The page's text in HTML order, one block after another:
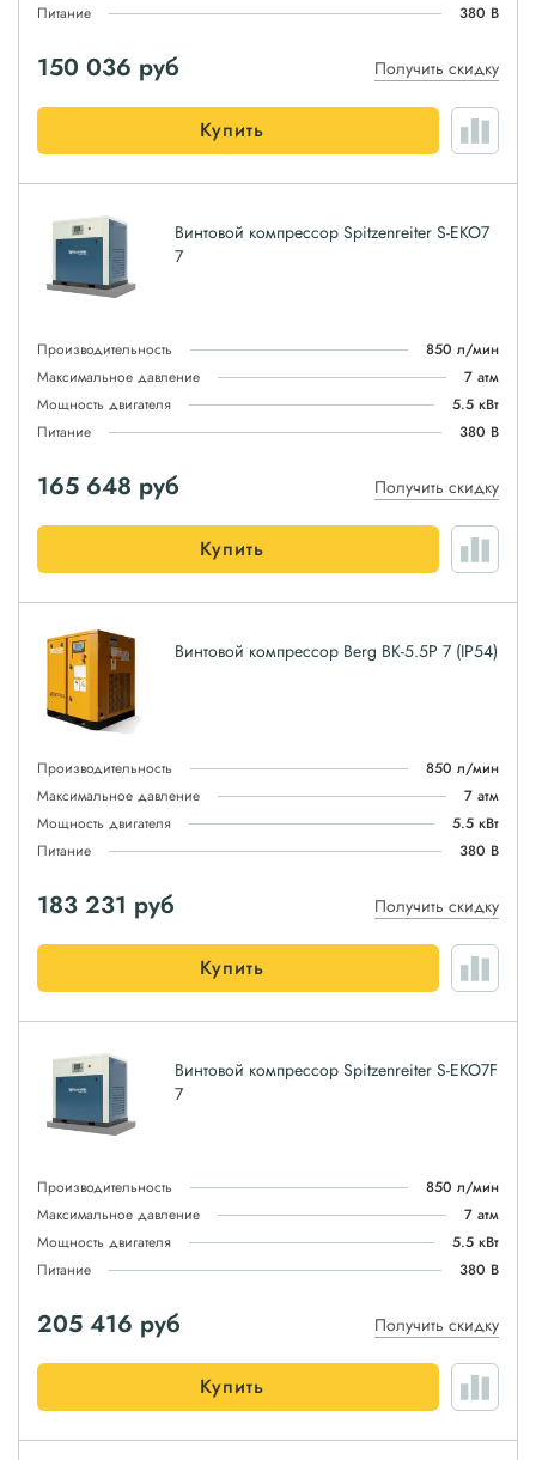
Питание
380 В
150 036 руб Получить скидку
Купить
Винтовой компрессор Spitzenreiter S-EKO7
7
Производительность
850 л/мин
Максимальное давление
7 атм
Мощность двигателя
5.5 кВт
Питание
380 В
165 648 руб Получить скидку
Купить
Винтовой компрессор Berg ВК-5.5Р 7 (IP54)
Производительность
850 л/мин
Максимальное давление
7 атм
Мощность двигателя
5.5 кВт
Питание
380 В
183 231 руб Получить скидку
Купить
Винтовой компрессор Spitzenreiter S-EKO7F
7
Производительность
850 л/мин
Максимальное давление
7 атм
Мощность двигателя
5.5 кВт
Питание
380 В
205 416 руб Получить скидку
Купить